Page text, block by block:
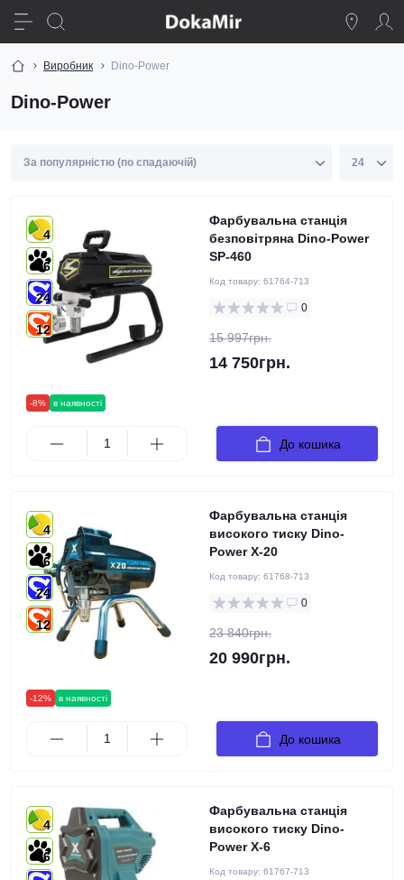
Виробник Dino-Power
Dino-Power
-8% в наявності
4
6
24
12
Фарбувальна станція
безповітряна Dino-Power
SP-460
Код товару: 61764-713
0
15 997грн.
14 750грн.
До кошика
-12% в наявності
4
6
24
12
Фарбувальна станція
високого тиску Dino-
Power X-20
Код товару: 61768-713
0
23 840грн.
20 990грн.
До кошика
4
6
Фарбувальна станція
високого тиску Dino-
Power X-6
Код товару: 61767-713